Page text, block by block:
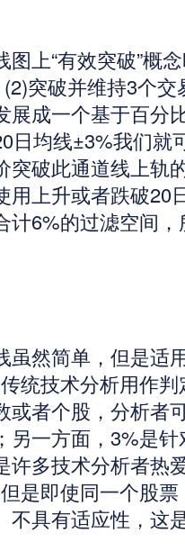
上“有效突破”概
突破并维持3个
展成一个基于百分
日均线±3%我们就
突破此通道线上轨
用上升或者跌破20
计6%的过滤空间
然简单，但是适
统技术分析用作
或者个股，分析者
另一方面，3%是
许多技术分析者热
是即使同一个股
不具有适应性，这